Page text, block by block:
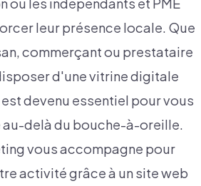
où les indépendants et PME
leur présence locale. Que
commerçant ou prestataire
d'une vitrine digitale
devenu essentiel pour vous
au-delà du bouche-à-oreille.
vous accompagne pour
activité grâce à un site web